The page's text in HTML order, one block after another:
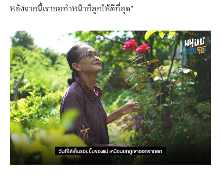
หลังจากนี้เราขอทำหน้าที่ลูกให้ดีที่สุด”